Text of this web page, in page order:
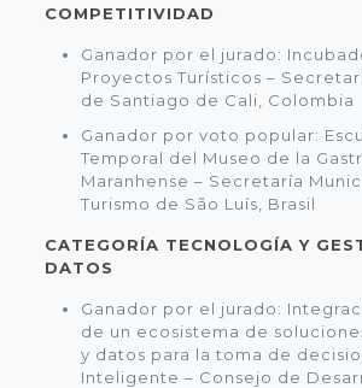
COMPETITIVIDAD
Ganador por el jurado:
Proyectos Turísticos –
de Santiago de Cali, Colombia
Ganador por voto popular:
Temporal del Museo de la
Maranhense – Secretaría
Turismo de São Luís, Brasil
CATEGORÍA TECNOLOGÍA Y
DATOS
Ganador por el jurado:
de un ecosistema de
y datos para la toma de
Inteligente – Consejo de